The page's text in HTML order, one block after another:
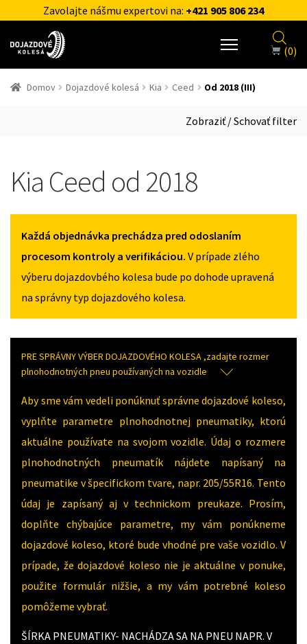
Zavolajte nášmu expertovi na: +421 905 806 234
(0)
Domov Dojazdové kolesá Kia Ceed Od 2018 (III)
Zobraziť / Schovať filter
Kia Ceed od 2018
Každá objednávka prechádza pred odoslaním
procesom kontroly a verifikáciou. V prípade zlého
výberu dojazdovbého kolesa bude po dohode upravená
na správny typ dojazdového kolesa.
PRE SPRÁVNY VÝBER DOJAZDOVÉHO KOLESA ,zadajte rozmer
plnohodnotných pneu používaných na vozidle
Aby sme vám vedeli ponúknuť správne dojazdové koleso,
vyplňte parametre plnohodnotnej pneumatiky, ktorú
aktuálne používate na svojom vozidle. Údaj o rozmere
plnohodnotných pneumatík nájdete napísaný na
pneumatike v špecifickom tvare, napr. 205/55R16. Tento
údaj je zapísaný aj v technickom preukaze. Prosím,
doplňte chýbajúce parametre, my vám ponúkneme
dojazdové koleso, ktoré bude vhodné pre vaše vozidlo. V
prípade, že dojazdové koleso nie je aktuálne v ponuke,
použite formulár nižšie, a my vám potrebné koleso
pomôžeme vybrať.
ŠÍRKA PNEUMATIKY- NACHÁDZA SA NA PNEU NAPR. V